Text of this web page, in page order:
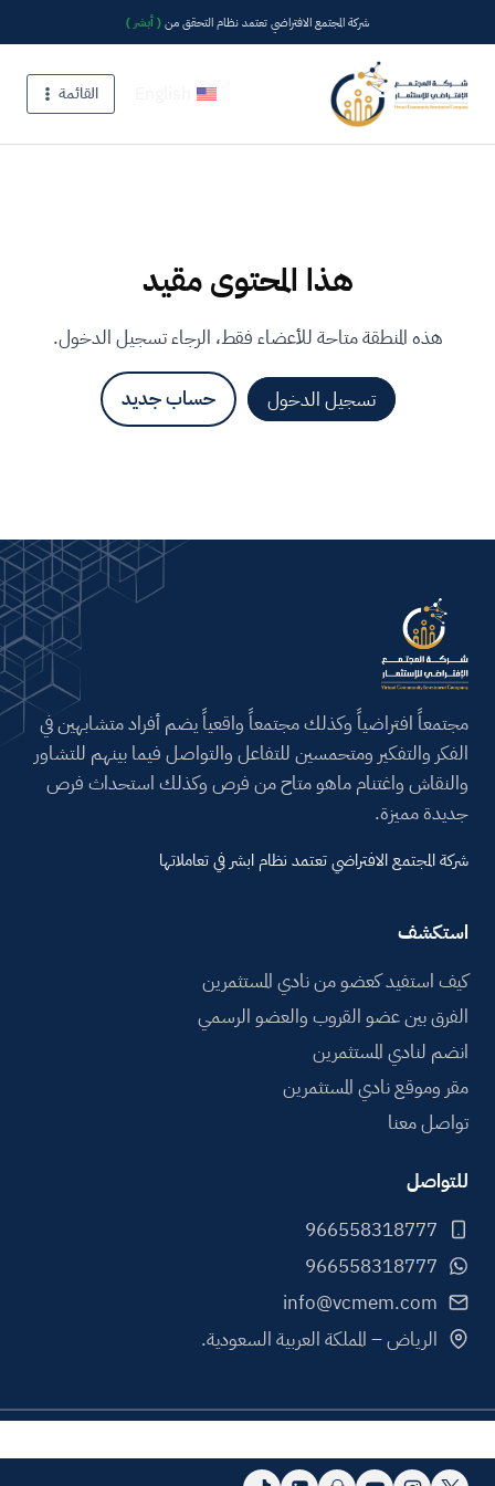
شركة المجتمع الافتراضي تعتمد نظام التحقق من( أبشر )
القائمة
هذا المحتوى مقيد
هذه المنطقة متاحة للأعضاء فقط، الرجاء تسجيل الدخول.
حساب جديد تسجيل الدخول
مجتمعاً افتراضياً وكذلك مجتمعاً واقعياً يضم أفراد متشابهين في
الفكر والتفكير ومتحمسين للتفاعل والتواصل فيما بينهم للتشاور
والنقاش واغتنام ماهو متاح من فرص وكذلك استحداث فرص
جديدة مميزة.
شركة المجتمع الافتراضي تعتمد نظام ابشر في تعاملاتها
استكشف
كيف استفيد كعضو من نادي المستثمرين
الفرق بين عضو القروب والعضو الرسمي
انضم لنادي المستثمرين
مقر وموقع نادي المستثمرين
تواصل معنا
للتواصل
info@vcmem.com
الرياض – المملكة العربية السعودية.